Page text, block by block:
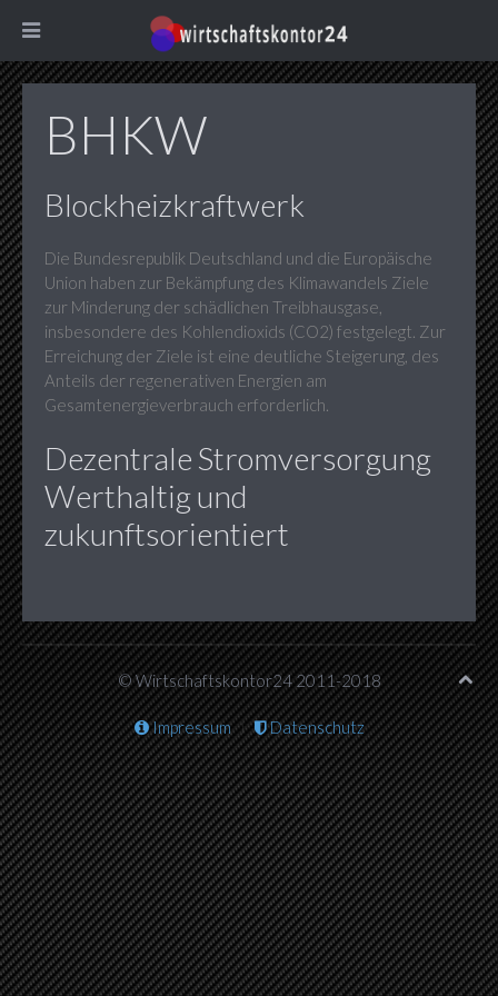
BHKW
Blockheizkraftwerk
Die Bundesrepublik Deutschland und die Europäische
Union haben zur Bekämpfung des Klimawandels Ziele
zur Minderung der schädlichen Treibhausgase,
insbesondere des Kohlendioxids (CO2) festgelegt. Zur
Erreichung der Ziele ist eine deutliche Steigerung, des
Anteils der regenerativen Energien am
Gesamtenergieverbrauch erforderlich.
Dezentrale Stromversorgung
Werthaltig und
zukunftsorientiert
© Wirtschaftskontor24 2011-2018
Impressum Datenschutz